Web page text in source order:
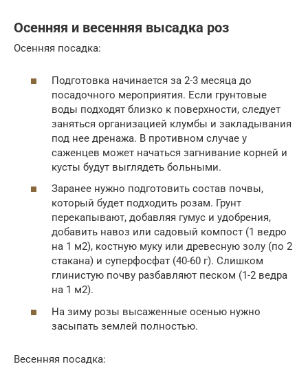
Осенняя и весенняя высадка роз
Осенняя посадка:
Подготовка начинается за 2-3 месяца до
посадочного мероприятия. Если грунтовые
воды подходят близко к поверхности, следует
заняться организацией клумбы и закладывания
под нее дренажа. В противном случае у
саженцев может начаться загнивание корней и
кусты будут выглядеть больными.
Заранее нужно подготовить состав почвы,
который будет подходить розам. Грунт
перекапывают, добавляя гумус и удобрения,
добавить навоз или садовый компост (1 ведро
на 1 м2), костную муку или древесную золу (по 2
стакана) и суперфосфат (40-60 г). Слишком
глинистую почву разбавляют песком (1-2 ведра
на 1 м2).
На зиму розы высаженные осенью нужно
засыпать землей полностью.
Весенняя посадка: